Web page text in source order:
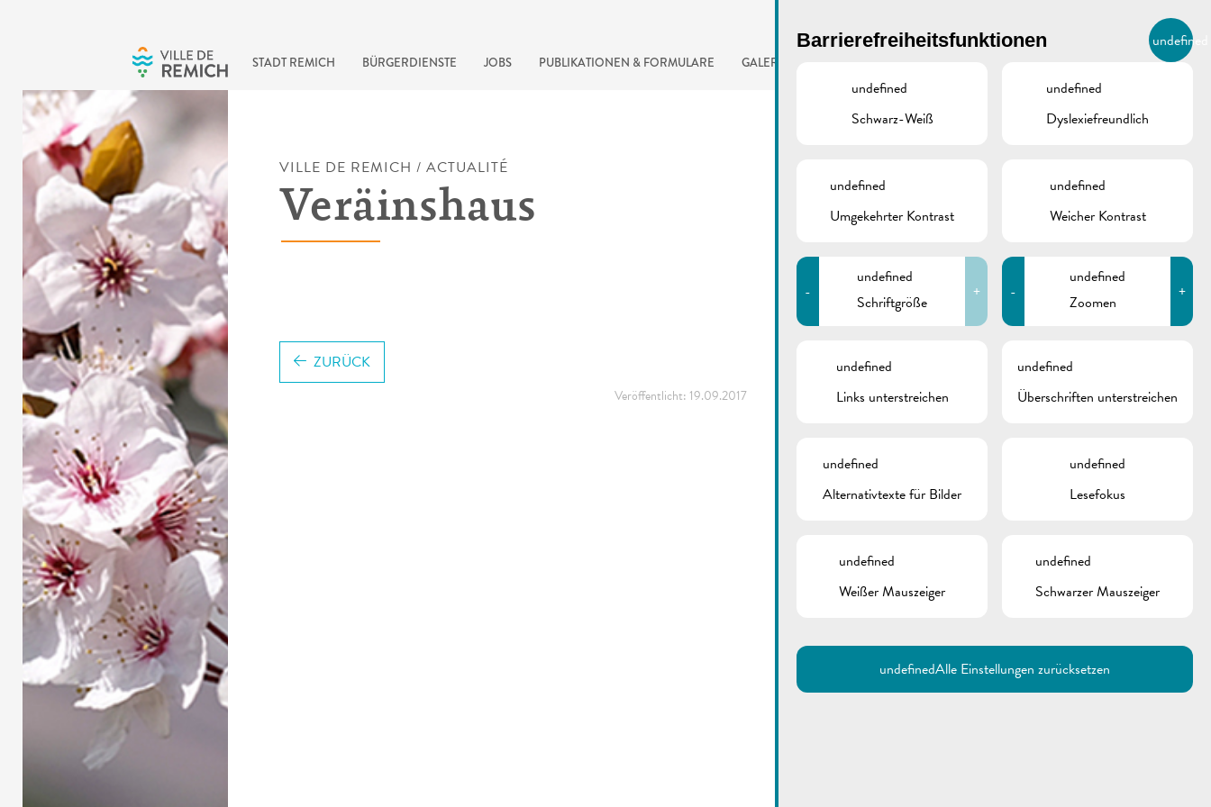
STADT REMICH BÜRGERDIENSTE JOBS PUBLIKATIONEN & FORMULARE GALERIE DE
BIERGER.REMICH.LU
Utilisez la recherche pour
Comme par exemple des contacts, des
informations ou de documents.
VILLE DE REMICH / ACTUALITÉ
Veräinshaus
Veröffentlicht: 19.09.2017
ZURÜCK
Barrierefreiheitsfunktionen undefined
undefined
Schwarz-Weiß
undefined
Dyslexiefreundlich
undefined
Umgekehrter Kontrast
undefined
Weicher Kontrast
-
undefined
Schriftgröße
+ -
undefined
Zoomen
+
undefined
Links unterstreichen
undefined
Überschriften unterstreichen
undefined
Alternativtexte für Bilder
undefined
Lesefokus
undefined
Weißer Mauszeiger
undefined
Schwarzer Mauszeiger
undefinedAlle Einstellungen zurücksetzen